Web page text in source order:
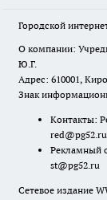
Городской
О компании:
Ю.Г.
Адрес: 610001,
Знак
Контакты:
red@pg52.ru
Рекламный
st@pg52.ru
Сетевое издание